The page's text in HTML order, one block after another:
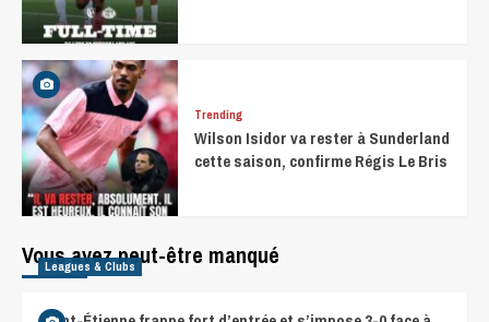
Trending
Wilson Isidor va rester à Sunderland
cette saison, confirme Régis Le Bris
Vous avez peut-être manqué
Leagues & Clubs